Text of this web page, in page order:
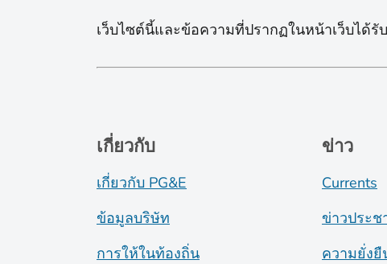
เว็บไซต์นี้และข้อความที่ปรากฏในหน้าเว็บได้
เกี่ยวกับ
เกี่ยวกับ PG&E
ข้อมูลบริษัท
การให้ในท้องถิ่น
ข่าว
Currents
ข่าวประ
ความยั่ง